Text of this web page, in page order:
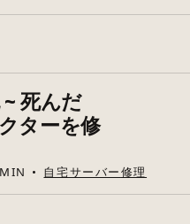
死んだ
ターを修
自宅サーバー修理